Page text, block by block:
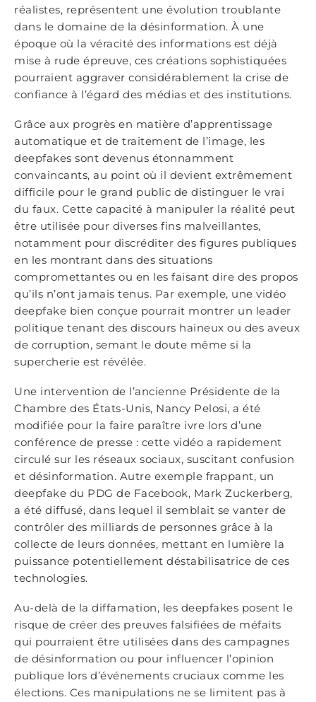
réalistes, représentent une évolution troublante
dans le domaine de la désinformation. À une
époque où la véracité des informations est déjà
mise à rude épreuve, ces créations sophistiquées
pourraient aggraver considérablement la crise de
confiance à l’égard des médias et des institutions.
Grâce aux progrès en matière d’apprentissage
automatique et de traitement de l’image, les
deepfakes sont devenus étonnamment
convaincants, au point où il devient extrêmement
difficile pour le grand public de distinguer le vrai
du faux. Cette capacité à manipuler la réalité peut
être utilisée pour diverses fins malveillantes,
notamment pour discréditer des figures publiques
en les montrant dans des situations
compromettantes ou en les faisant dire des propos
qu’ils n’ont jamais tenus. Par exemple, une vidéo
deepfake bien conçue pourrait montrer un leader
politique tenant des discours haineux ou des aveux
de corruption, semant le doute même si la
supercherie est révélée.
Une intervention de l’ancienne Présidente de la
Chambre des États-Unis, Nancy Pelosi, a été
modifiée pour la faire paraître ivre lors d’une
conférence de presse : cette vidéo a rapidement
circulé sur les réseaux sociaux, suscitant confusion
et désinformation. Autre exemple frappant, un
deepfake du PDG de Facebook, Mark Zuckerberg,
a été diffusé, dans lequel il semblait se vanter de
contrôler des milliards de personnes grâce à la
collecte de leurs données, mettant en lumière la
puissance potentiellement déstabilisatrice de ces
technologies.
Au-delà de la diffamation, les deepfakes posent le
risque de créer des preuves falsifiées de méfaits
qui pourraient être utilisées dans des campagnes
de désinformation ou pour influencer l’opinion
publique lors d’événements cruciaux comme les
élections. Ces manipulations ne se limitent pas à